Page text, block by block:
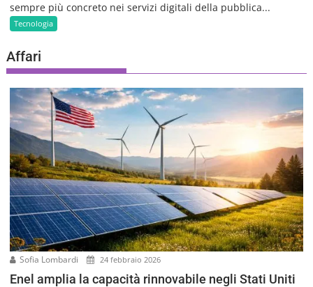
sempre più concreto nei servizi digitali della pubblica...
Tecnologia
Affari
Sofia Lombardi 24 febbraio 2026
Enel amplia la capacità rinnovabile negli Stati Uniti